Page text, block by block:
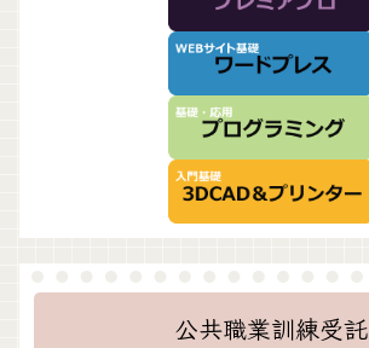
公共職業訓練受託